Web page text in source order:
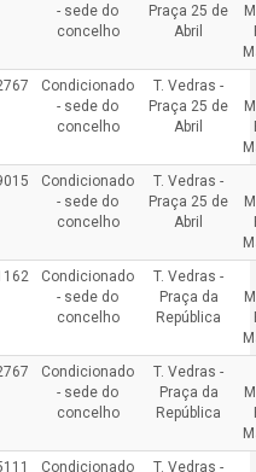
- sede do
concelho
Praça 25 de
Abril
Condicionado
- sede do
concelho
T. Vedras -
Praça 25 de
Abril
Condicionado
- sede do
concelho
T. Vedras -
Praça 25 de
Abril
Condicionado
- sede do
concelho
T. Vedras -
Praça da
República
Condicionado
- sede do
concelho
T. Vedras -
Praça da
República
Condicionado T. Vedras -